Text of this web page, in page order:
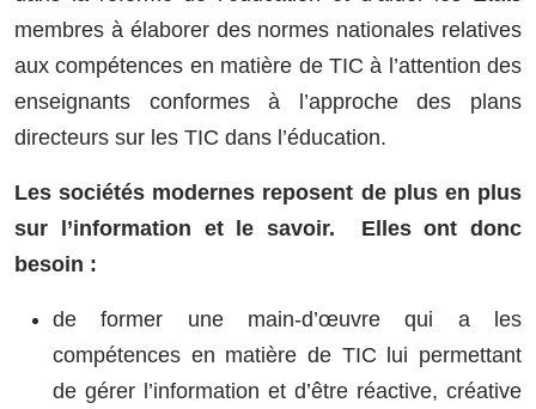
membres à élaborer des normes nationales relatives
aux compétences en matière de TIC à l’attention des
enseignants conformes à l’approche des plans
directeurs sur les TIC dans l’éducation.
Les sociétés modernes reposent de plus en plus
sur l’information et le savoir. Elles ont donc
besoin :
de former une main-d’œuvre qui a les
compétences en matière de TIC lui permettant
de gérer l’information et d’être réactive, créative